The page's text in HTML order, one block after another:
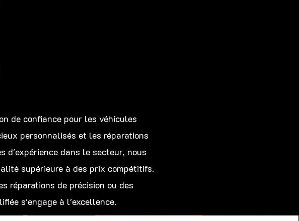
de confiance pour les véhicules
personnalisés et les réparations
d'expérience dans le secteur, nous
supérieure à des prix compétitifs.
réparations de précision ou des
s'engage à l'excellence.